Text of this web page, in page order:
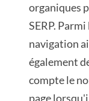
organiques
SERP.
navigation
également
compte le
page